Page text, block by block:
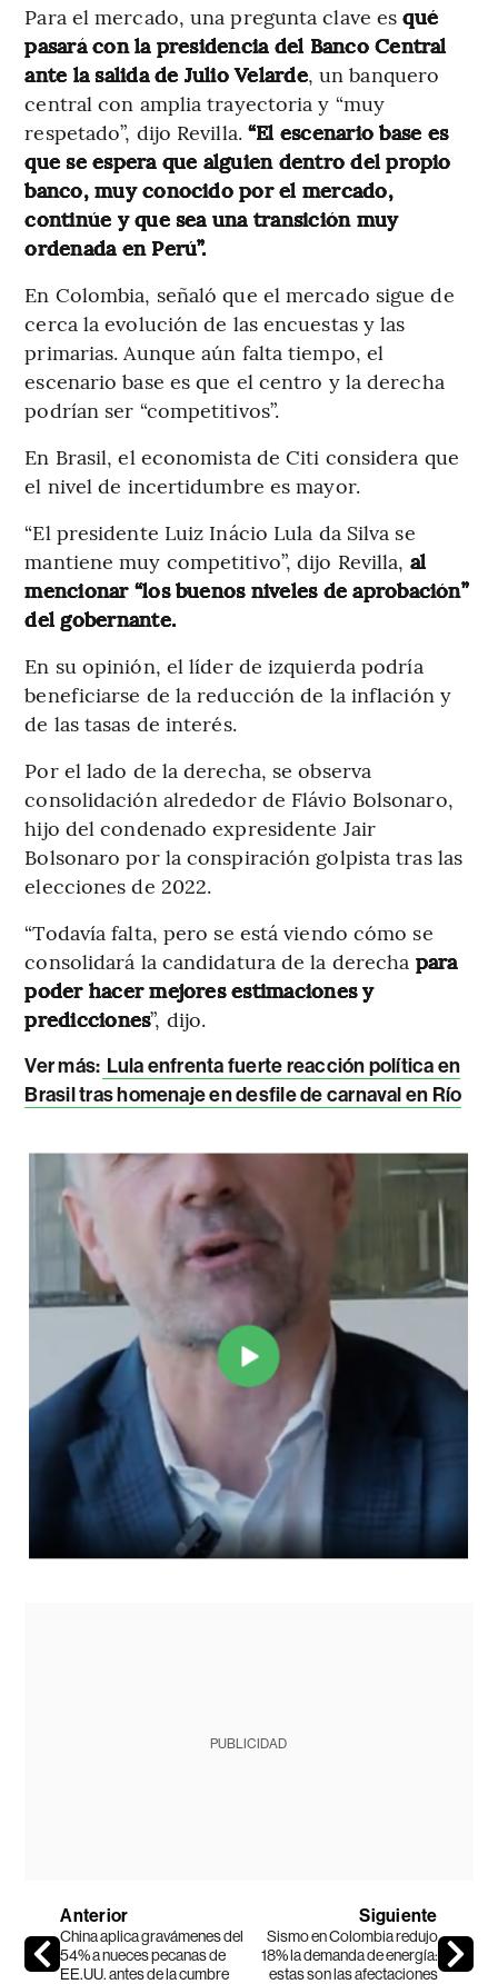
Para el mercado, una pregunta clave esqué
pasará con la presidencia del Banco Central
ante la salida de Julio Velarde, un banquero
central con amplia trayectoria y “muy
respetado”, dijo Revilla. “El escenario base es
que se espera que alguien dentro del propio
banco, muy conocido por el mercado,
continúe y que sea una transición muy
ordenada en Perú”.
En Colombia, señaló que el mercado sigue de
cerca la evolución de las encuestas y las
primarias. Aunque aún falta tiempo, el
escenario base es que el centro y la derecha
podrían ser “competitivos”.
En Brasil, el economista de Citi considera que
el nivel de incertidumbre es mayor.
“El presidente Luiz Inácio Lula da Silva se
mantiene muy competitivo”, dijo Revilla, al
mencionar “los buenos niveles de aprobación”
del gobernante.
En su opinión, el líder de izquierda podría
beneficiarse de la reducción de la inflación y
de las tasas de interés.
Por el lado de la derecha, se observa
consolidación alrededor de Flávio Bolsonaro,
hijo del condenado expresidente Jair
Bolsonaro por la conspiración golpista tras las
elecciones de 2022.
“Todavía falta, pero se está viendo cómo se
consolidará la candidatura de la derecha para
poder hacer mejores estimaciones y
predicciones”, dijo.
Ver más: Lula enfrenta fuerte reacción política en
Brasil tras homenaje en desfile de carnaval en Río
PUBLICIDAD
Anterior
China aplica gravámenes del
54% a nueces pecanas de
EE.UU. antes de la cumbre
Siguiente
Sismo en Colombia redujo
18% la demanda de energía:
estas son las afectaciones